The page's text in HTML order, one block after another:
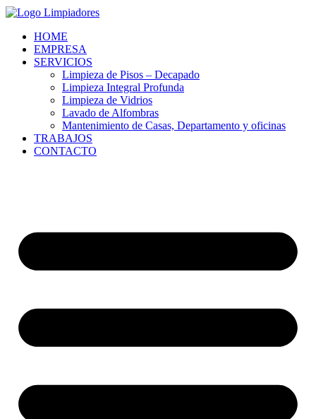
HOME
EMPRESA
SERVICIOS
Limpieza de Pisos – Decapado
Limpieza Integral Profunda
Limpieza de Vidrios
Lavado de Alfombras
Mantenimiento de Casas, Departamento y oficinas
TRABAJOS
CONTACTO